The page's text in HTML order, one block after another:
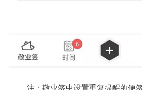
注：敬业签中设置重复提醒的便